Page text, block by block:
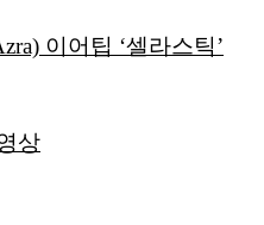
이어팁 ‘셀라스틱’
상